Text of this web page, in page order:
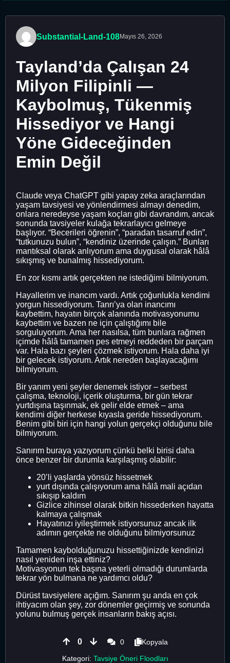
Substantial-Land-108Mayıs 26, 2026
Tayland’da Çalışan 24
Milyon Filipinli —
Kaybolmuş, Tükenmiş
Hissediyor ve Hangi
Yöne Gideceğinden
Emin Değil
Claude veya ChatGPT gibi yapay zeka araçlarından
yaşam tavsiyesi ve yönlendirmesi almayı denedim,
onlara neredeyse yaşam koçları gibi davrandım, ancak
sonunda tavsiyeler kulağa tekrarlayıcı gelmeye
başlıyor. “Becerileri öğrenin”, “paradan tasarruf edin”,
“tutkunuzu bulun”, “kendiniz üzerinde çalışın.” Bunları
mantıksal olarak anlıyorum ama duygusal olarak hâlâ
sıkışmış ve bunalmış hissediyorum.
En zor kısmı artık gerçekten ne istediğimi bilmiyorum.
Hayallerim ve inancım vardı. Artık çoğunlukla kendimi
yorgun hissediyorum. Tanrı’ya olan inancımı
kaybettim, hayatın birçok alanında motivasyonumu
kaybettim ve bazen ne için çalıştığımı bile
sorguluyorum. Ama her nasılsa, tüm bunlara rağmen
içimde hâlâ tamamen pes etmeyi reddeden bir parçam
var. Hala bazı şeyleri çözmek istiyorum. Hala daha iyi
bir gelecek istiyorum. Artık nereden başlayacağımı
bilmiyorum.
Bir yanım yeni şeyler denemek istiyor – serbest
çalışma, teknoloji, içerik oluşturma, bir gün tekrar
yurtdışına taşınmak, ek gelir elde etmek – ama
kendimi diğer herkese kıyasla geride hissediyorum.
Benim gibi biri için hangi yolun gerçekçi olduğunu bile
bilmiyorum.
Sanırım buraya yazıyorum çünkü belki birisi daha
önce benzer bir durumla karşılaşmış olabilir:
20’li yaşlarda yönsüz hissetmek
yurt dışında çalışıyorum ama hâlâ mali açıdan
sıkışıp kaldım
Gizlice zihinsel olarak bitkin hissederken hayatta
kalmaya çalışmak
Hayatınızı iyileştirmek istiyorsunuz ancak ilk
adımın gerçekte ne olduğunu bilmiyorsunuz
Tamamen kaybolduğunuzu hissettiğinizde kendinizi
nasıl yeniden inşa ettiniz?
Motivasyonun tek başına yeterli olmadığı durumlarda
tekrar yön bulmana ne yardımcı oldu?
Dürüst tavsiyelere açığım. Sanırım şu anda en çok
ihtiyacım olan şey, zor dönemler geçirmiş ve sonunda
yolunu bulmuş gerçek insanların bakış açısı.
0 0
Kopyala
Kategori: Tavsiye Öneri Floodları